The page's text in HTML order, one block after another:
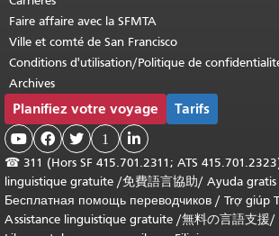
Faire affaire avec la SFMTA
Ville et comté de San Francisco
Conditions d'utilisation/Politique de
Archives
Planifiez votre voyage Tarifs
   1 
☎ 311 (Hors SF 415.701.2311; ATS
linguistique gratuite /免費語言協助/ Ayuda
Бесплатная помощь переводчиков / Trợ giúp
Assistance linguistique gratuite /無料の言語支援/